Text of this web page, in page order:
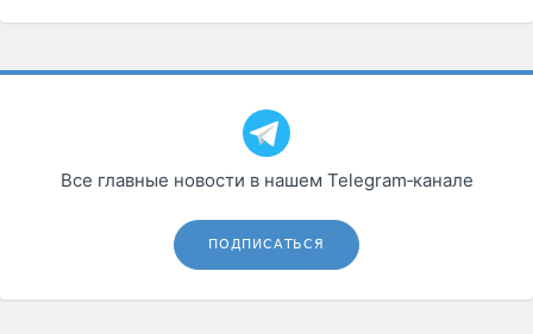
Все главные новости в нашем Telegram‑канале
ПОДПИСАТЬСЯ